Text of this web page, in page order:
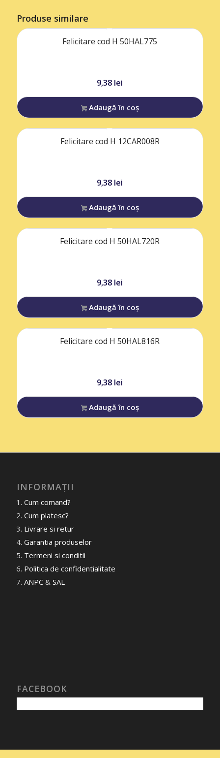
Produse similare
Felicitare cod H 50HAL775
9,38 lei
Adaugă în coș
Felicitare cod H 12CAR008R
9,38 lei
Adaugă în coș
Felicitare cod H 50HAL720R
9,38 lei
Adaugă în coș
Felicitare cod H 50HAL816R
9,38 lei
Adaugă în coș
INFORMAȚII
Cum comand?
Cum platesc?
Livrare si retur
Garantia produselor
Termeni si conditii
Politica de confidentialitate
ANPC& SAL
FACEBOOK